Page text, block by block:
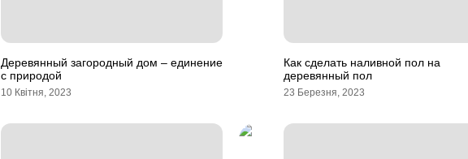
Деревянный загородный дом – единение
с природой
10 Квітня, 2023
Как сделать наливной пол на
деревянный пол
23 Березня, 2023